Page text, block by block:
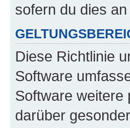
sofern du dies
Diese Richtlinie
Software
Software weitere
darüber